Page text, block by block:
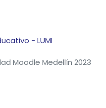
- LUMI
Moodle Medellín 2023